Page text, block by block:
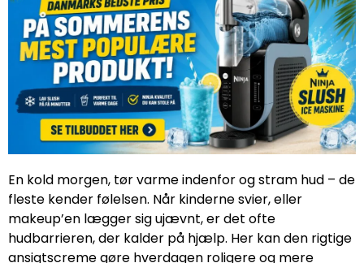
En kold morgen, tør varme indenfor og stram hud – de
fleste kender følelsen. Når kinderne svier, eller
makeup’en lægger sig ujævnt, er det ofte
hudbarrieren, der kalder på hjælp. Her kan den rigtige
ansigtscreme gøre hverdagen roligere og mere